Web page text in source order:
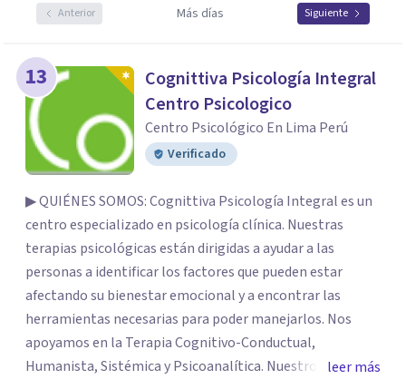
Anterior Más días Siguiente
13
Cognittiva Psicología Integral
Centro Psicologico
Centro Psicológico En Lima Perú
Verificado
▶ QUIÉNES SOMOS: Cognittiva Psicología Integral es un
centro especializado en psicología clínica. Nuestras
terapias psicológicas están dirigidas a ayudar a las
personas a identificar los factores que pueden estar
afectando su bienestar emocional y a encontrar las
herramientas necesarias para poder manejarlos. Nos
apoyamos en la Terapia Cognitivo-Conductual,
Humanista, Sistémica y Psicoanalítica. Nuestros
leer más